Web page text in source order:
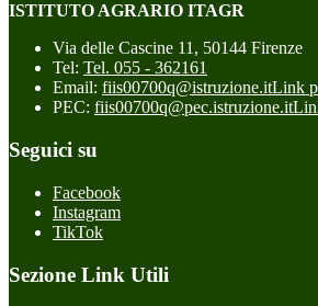
ISTITUTO AGRARIO ITAGR
Via delle Cascine 11, 50144 Firenze
Tel: Tel. 055 - 362161
Email: fiis00700q@istruzione.itLink
PEC: fiis00700q@pec.istruzione.it
Seguici su
Facebook
Instagram
TikTok
Sezione Link Utili